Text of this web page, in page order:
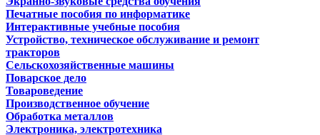
Печатные пособия по информатике
Интерактивные учебные пособия
Устройство, техническое обслуживание и ремонт
тракторов
Сельскохозяйственные машины
Поварское дело
Товароведение
Производственное обучение
Обработка металлов
Электроника, электротехника